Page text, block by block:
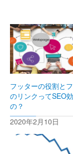
フッターの役割と
のリンクってSEO
の？
2020年2月10日